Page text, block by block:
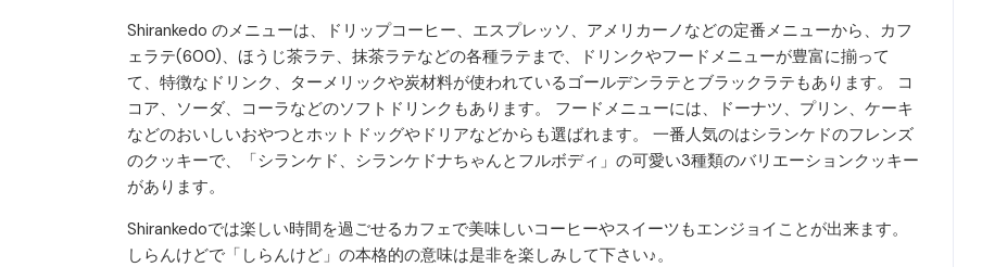
Shirankedo のメニューは、ドリップコーヒー、エスプレッソ、アメリカーノなどの定番メニューから、カフ
ェラテ(600)、ほうじ茶ラテ、抹茶ラテなどの各種ラテまで、ドリンクやフードメニューが豊富に揃って
て、特徴なドリンク、ターメリックや炭材料が使われているゴールデンラテとブラックラテもあります。 コ
コア、ソーダ、コーラなどのソフトドリンクもあります。 フードメニューには、ドーナツ、プリン、ケーキ
などのおいしいおやつとホットドッグやドリアなどからも選ばれます。 一番人気のはシランケドのフレンズ
のクッキーで、「シランケド、シランケドナちゃんとフルボディ」の可愛い3種類のバリエーションクッキー
があります。
Shirankedoでは楽しい時間を過ごせるカフェで美味しいコーヒーやスイーツもエンジョイことが出来ます。
しらんけどで「しらんけど」の本格的の意味は是非を楽しみして下さい♪。